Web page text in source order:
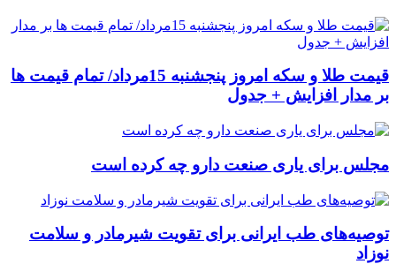
قیمت طلا و سکه امروز پنجشنبه 15مرداد/ تمام قیمت ها
بر مدار افزایش + جدول
مجلس برای یاری صنعت دارو چه کرده است
توصیه‌های طب ایرانی برای تقویت شیرمادر و سلامت
نوزاد